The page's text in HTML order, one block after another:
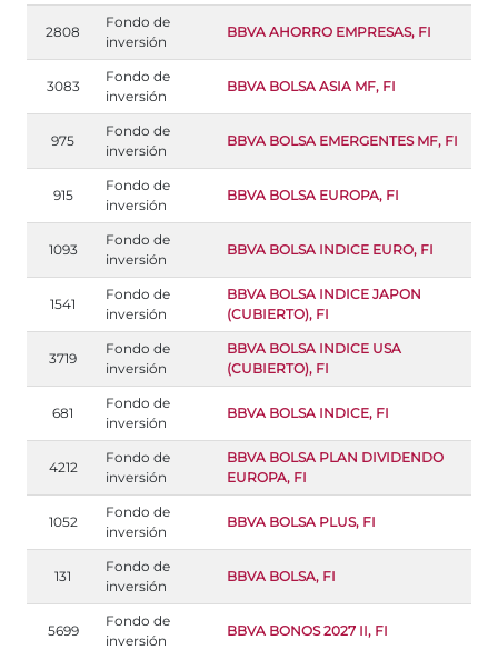
2808
Fondo de
inversión
BBVA AHORRO EMPRESAS, FI
3083
Fondo de
inversión
BBVA BOLSA ASIA MF, FI
975
Fondo de
inversión
BBVA BOLSA EMERGENTES MF, FI
915
Fondo de
inversión
BBVA BOLSA EUROPA, FI
1093
Fondo de
inversión
BBVA BOLSA INDICE EURO, FI
1541
Fondo de
inversión
BBVA BOLSA INDICE JAPON
(CUBIERTO), FI
3719
Fondo de
inversión
BBVA BOLSA INDICE USA
(CUBIERTO), FI
681
Fondo de
inversión
BBVA BOLSA INDICE, FI
4212
Fondo de
inversión
BBVA BOLSA PLAN DIVIDENDO
EUROPA, FI
1052
Fondo de
inversión
BBVA BOLSA PLUS, FI
131
Fondo de
inversión
BBVA BOLSA, FI
5699
Fondo de
inversión
BBVA BONOS 2027 II, FI